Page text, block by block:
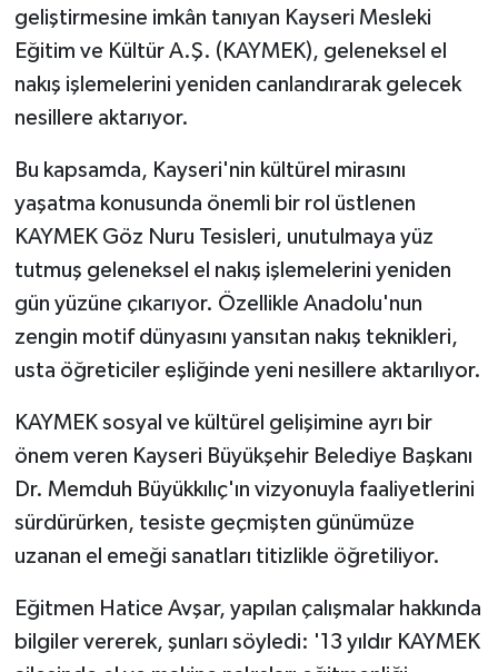
geliştirmesine imkân tanıyan Kayseri Mesleki
Eğitim ve Kültür A.Ş. (KAYMEK), geleneksel el
nakış işlemelerini yeniden canlandırarak gelecek
nesillere aktarıyor.
Bu kapsamda, Kayseri'nin kültürel mirasını
yaşatma konusunda önemli bir rol üstlenen
KAYMEK Göz Nuru Tesisleri, unutulmaya yüz
tutmuş geleneksel el nakış işlemelerini yeniden
gün yüzüne çıkarıyor. Özellikle Anadolu'nun
zengin motif dünyasını yansıtan nakış teknikleri,
usta öğreticiler eşliğinde yeni nesillere aktarılıyor.
KAYMEK sosyal ve kültürel gelişimine ayrı bir
önem veren Kayseri Büyükşehir Belediye Başkanı
Dr. Memduh Büyükkılıç'ın vizyonuyla faaliyetlerini
sürdürürken, tesiste geçmişten günümüze
uzanan el emeği sanatları titizlikle öğretiliyor.
Eğitmen Hatice Avşar, yapılan çalışmalar hakkında
bilgiler vererek, şunları söyledi: '13 yıldır KAYMEK